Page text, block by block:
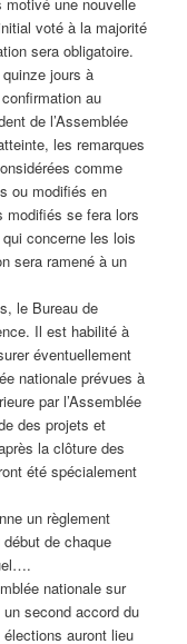
voté à la majorité
sera obligatoire.
jours à
au
de l’Assemblée
les remarques
comme
ou modifiés en
modifiés se fera lors
concerne les lois
sera ramené à un
le Bureau de
Il est habilité à
éventuellement
nationale prévues à
par l’Assemblée
des projets et
la clôture des
été spécialement
un règlement
de chaque
nationale sur
second accord du
auront lieu